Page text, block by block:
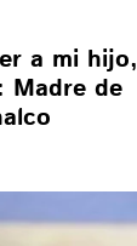
a mi hijo,
Madre de